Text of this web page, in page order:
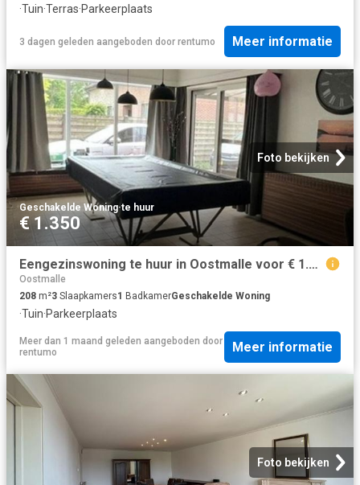
·Tuin·Terras·Parkeerplaats
3 dagen geleden aangeboden door rentumo Meer informatie
Foto bekijken
Geschakelde Woning·te huur
€ 1.350
Eengezinswoning te huur in Oostmalle voor € 1.350 met 3 slaapkamers
Oostmalle
208 m²3 Slaapkamers1 BadkamerGeschakelde Woning
·Tuin·Parkeerplaats
Meer dan 1 maand geleden aangeboden door
rentumo
Meer informatie
Foto bekijken